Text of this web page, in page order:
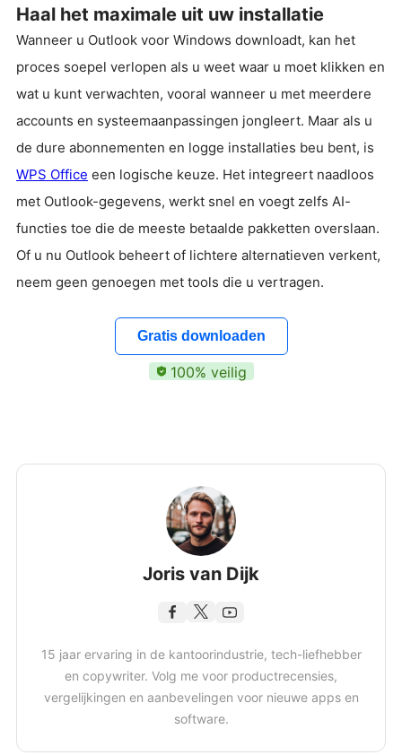
Haal het maximale uit uw installatie
Wanneer u Outlook voor Windows downloadt, kan het
proces soepel verlopen als u weet waar u moet klikken en
wat u kunt verwachten, vooral wanneer u met meerdere
accounts en systeemaanpassingen jongleert. Maar als u
de dure abonnementen en logge installaties beu bent, is
WPS Office een logische keuze. Het integreert naadloos
met Outlook-gegevens, werkt snel en voegt zelfs AI-
functies toe die de meeste betaalde pakketten overslaan.
Of u nu Outlook beheert of lichtere alternatieven verkent,
neem geen genoegen met tools die u vertragen.
Gratis downloaden
100% veilig
Joris van Dijk
15 jaar ervaring in de kantoorindustrie, tech-liefhebber
en copywriter. Volg me voor productrecensies,
vergelijkingen en aanbevelingen voor nieuwe apps en
software.